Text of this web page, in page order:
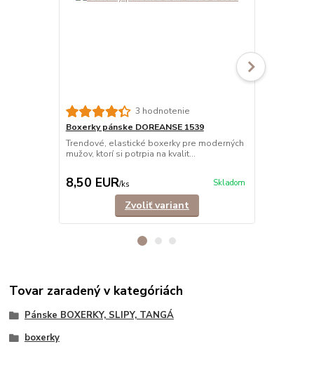
3 hodnotenie
Boxerky pánske DOREANSE 1539
Trendové, elastické boxerky pre moderných
mužov, ktorí si potrpia na kvalit...
8,50 EUR/ks Skladom
Zvoliť variant
Tovar zaradený v kategóriách
Pánske BOXERKY, SLIPY, TANGÁ
boxerky